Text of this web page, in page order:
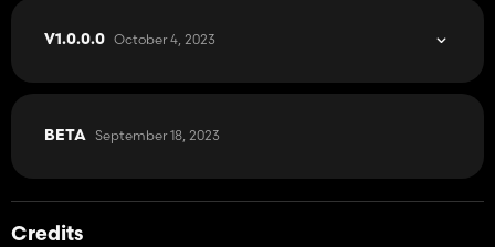
V1.0.0.0 October 4, 2023
BETA September 18, 2023
Credits